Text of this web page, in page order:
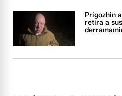
Prigozhin
retira a